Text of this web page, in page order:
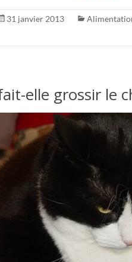
31 janvier 2013
elle grossir le